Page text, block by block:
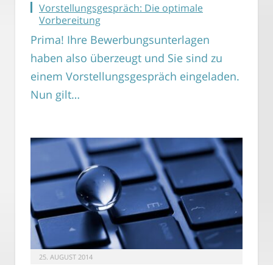
Vorstellungsgespräch: Die optimale
Vorbereitung
Prima! Ihre Bewerbungsunterlagen
haben also überzeugt und Sie sind zu
einem Vorstellungsgespräch eingeladen.
Nun gilt…
25. AUGUST 2014